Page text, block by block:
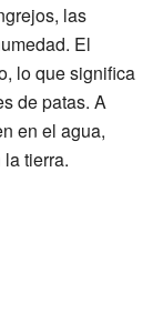
las
El
lo que significa
de patas. A
en el agua,
tierra.